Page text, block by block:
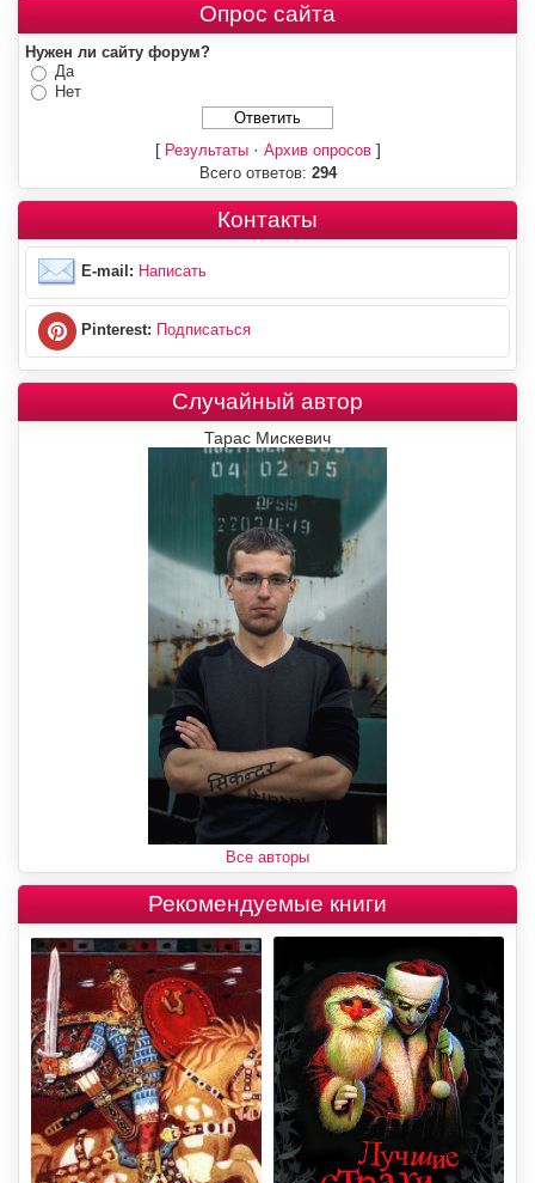
Опрос сайта
Нужен ли сайту форум?
Да
Нет
[ Результаты· Архив опросов]
Всего ответов: 294
Контакты
E-mail: Написать
Pinterest: Подписаться
Случайный автор
Тарас Мискевич
Все авторы
Рекомендуемые книги